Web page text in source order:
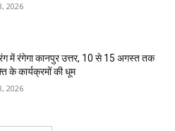
2026
में रंगेगा कानपुर उत्तर, 10 से 15 अगस्त तक
के कार्यक्रमों की धूम
2026